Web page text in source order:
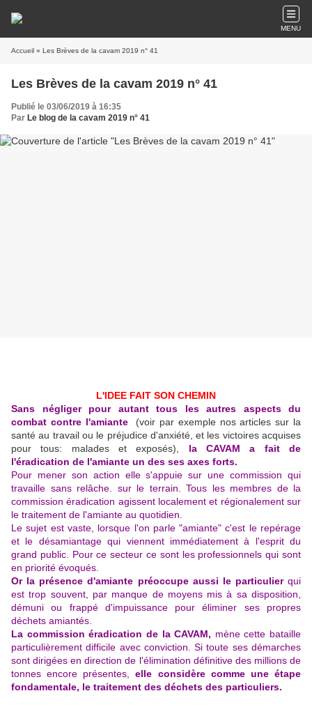
MENU
Accueil » Les Brèves de la cavam 2019 n° 41
Les Brèves de la cavam 2019 n° 41
Publié le 03/06/2019 à 16:35
Par Le blog de la cavam 2019 n° 41
L'IDEE FAIT SON CHEMIN
Sans négliger pour autant tous les autres aspects du
combat contre l'amiante
(voir par exemple nos articles sur la
santé au travail ou le préjudice d'anxiété, et les victoires acquises
pour tous: malades et exposés), la CAVAM a fait de
l'éradication de l'amiante un des ses axes forts.
Pour mener son action elle s'appuie sur une commission qui
travaille sans relâche. sur le terrain. Tous les membres de la
commission éradication agissent localement et régionalement sur
le traitement de l'amiante au quotidien.
Le sujet est vaste, lorsque l'on parle "amiante" c'est le repérage
et le désamiantage qui viennent immédiatement à l'esprit du
grand public. Pour ce secteur ce sont les professionnels qui sont
en priorité évoqués.
Or la présence d'amiante préoccupe aussi le particulierqui
est trop souvent, par manque de moyens mis à sa disposition,
démuni ou frappé d'impuissance pour éliminer ses propres
déchets amiantés.
La commission éradication de la CAVAM, mène cette bataille
particulièrement difficile avec conviction. Si toute ses démarches
sont dirigées en direction de l'élimination définitive des millions de
tonnes encore présentes,elle considère comme une étape
fondamentale, le traitement des déchets des particuliers.